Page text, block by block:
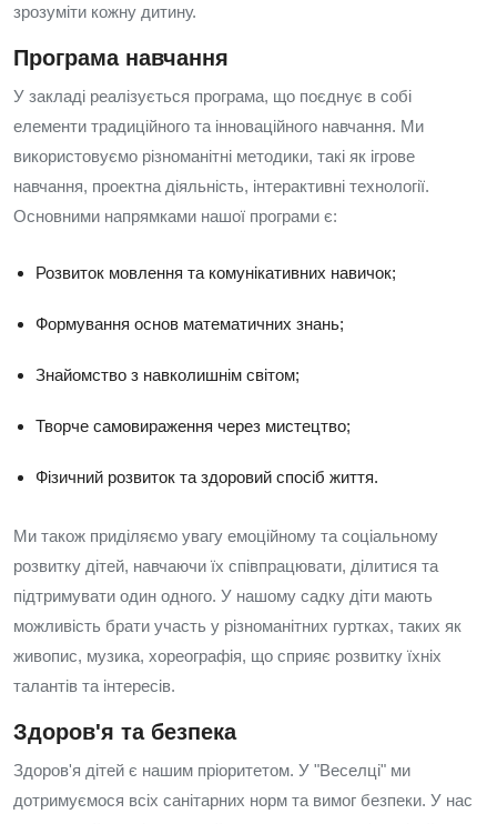
зрозуміти кожну дитину.
Програма навчання
У закладі реалізується програма, що поєднує в собі
елементи традиційного та інноваційного навчання. Ми
використовуємо різноманітні методики, такі як ігрове
навчання, проектна діяльність, інтерактивні технології.
Основними напрямками нашої програми є:
Розвиток мовлення та комунікативних навичок;
Формування основ математичних знань;
Знайомство з навколишнім світом;
Творче самовираження через мистецтво;
Фізичний розвиток та здоровий спосіб життя.
Ми також приділяємо увагу емоційному та соціальному
розвитку дітей, навчаючи їх співпрацювати, ділитися та
підтримувати один одного. У нашому садку діти мають
можливість брати участь у різноманітних гуртках, таких як
живопис, музика, хореографія, що сприяє розвитку їхніх
талантів та інтересів.
Здоров'я та безпека
Здоров'я дітей є нашим пріоритетом. У "Веселці" ми
дотримуємося всіх санітарних норм та вимог безпеки. У нас